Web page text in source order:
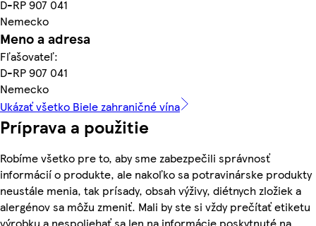
D-RP 907 041
Nemecko
Meno a adresa
Fľašovateľ:
D-RP 907 041
Nemecko
Ukázať všetko Biele zahraničné vína
Príprava a použitie
Robíme všetko pre to, aby sme zabezpečili správnosť
informácií o produkte, ale nakoľko sa potravinárske produkty
neustále menia, tak prísady, obsah výživy, diétnych zložiek a
alergénov sa môžu zmeniť. Mali by ste si vždy prečítať etiketu